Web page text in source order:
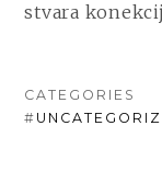
stvara
CATEGORIES
#